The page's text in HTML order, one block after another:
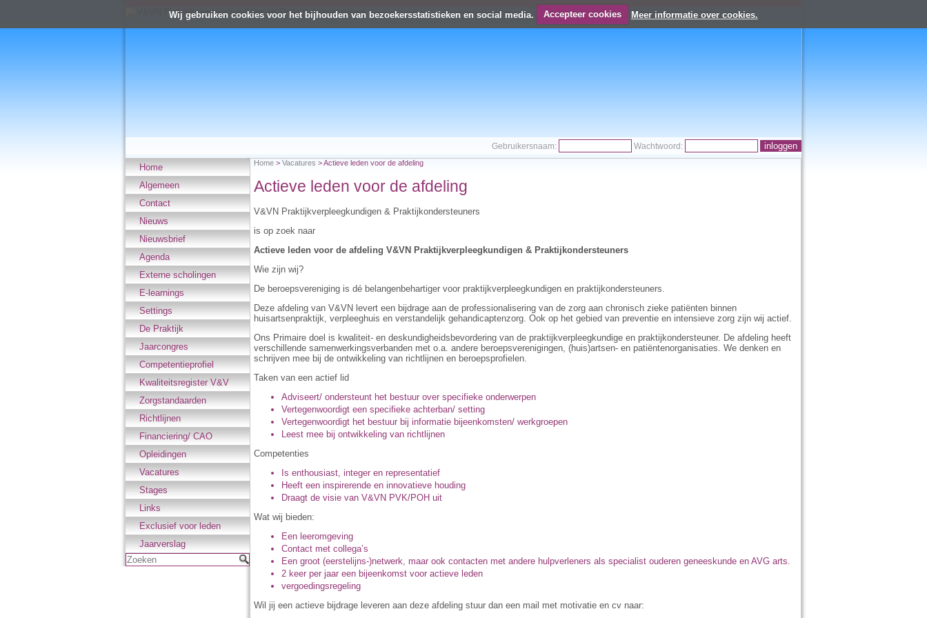
Wij gebruiken cookies voor het bijhouden van bezoekersstatistieken en social media. Accepteer cookies Meer informatie over cookies.
Gebruikersnaam: Wachtwoord:
Home
Algemeen
Contact
Nieuws
Nieuwsbrief
Agenda
Externe scholingen
E-learnings
Settings
De Praktijk
Jaarcongres
Competentieprofiel
Kwaliteitsregister V&V
Zorgstandaarden
Richtlijnen
Financiering/ CAO
Opleidingen
Vacatures
Stages
Links
Exclusief voor leden
Jaarverslag
Zoeken
Home > Vacatures >Actieve leden voor de afdeling
Actieve leden voor de afdeling
V&VN Praktijkverpleegkundigen & Praktijkondersteuners
is op zoek naar
Actieve leden voor de afdeling V&VN Praktijkverpleegkundigen & Praktijkondersteuners
Wie zijn wij?
De beroepsvereniging is dé belangenbehartiger voor praktijkverpleegkundigen en praktijkondersteuners.
Deze afdeling van V&VN levert een bijdrage aan de professionalisering van de zorg aan chronisch zieke patiënten binnen
huisartsenpraktijk, verpleeghuis en verstandelijk gehandicaptenzorg. Ook op het gebied van preventie en intensieve zorg zijn wij actief.
Ons Primaire doel is kwaliteit- en deskundigheidsbevordering van de praktijkverpleegkundige en praktijkondersteuner. De afdeling heeft
verschillende samenwerkingsverbanden met o.a. andere beroepsverenigingen, (huis)artsen- en patiëntenorganisaties. We denken en
schrijven mee bij de ontwikkeling van richtlijnen en beroepsprofielen.
Taken van een actief lid
Adviseert/ ondersteunt het bestuur over specifieke onderwerpen
Vertegenwoordigt een specifieke achterban/ setting
Vertegenwoordigt het bestuur bij informatie bijeenkomsten/ werkgroepen
Leest mee bij ontwikkeling van richtlijnen
Competenties
Is enthousiast, integer en representatief
Heeft een inspirerende en innovatieve houding
Draagt de visie van V&VN PVK/POH uit
Wat wij bieden:
Een leeromgeving
Contact met collega’s
Een groot (eerstelijns-)netwerk, maar ook contacten met andere hulpverleners als specialist ouderen geneeskunde en AVG arts.
2 keer per jaar een bijeenkomst voor actieve leden
vergoedingsregeling
Wil jij een actieve bijdrage leveren aan deze afdeling stuur dan een mail met motivatie en cv naar: